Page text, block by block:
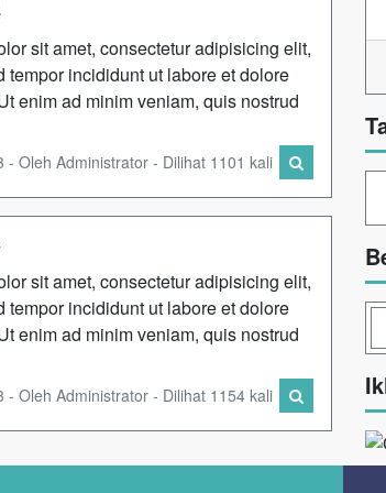
sit amet, consectetur adipisicing elit,
tempor incididunt ut labore et dolore
enim ad minim veniam, quis nostrud
- Oleh Administrator - Dilihat 1101 kali
sit amet, consectetur adipisicing elit,
tempor incididunt ut labore et dolore
enim ad minim veniam, quis nostrud
- Oleh Administrator - Dilihat 1154 kali